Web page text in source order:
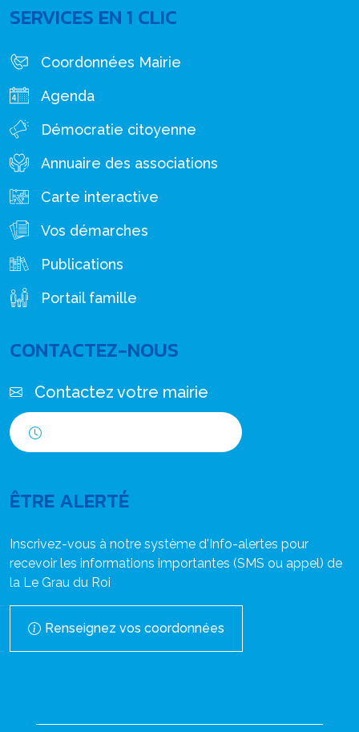
SERVICES EN 1 CLIC
Coordonnées Mairie
Agenda
Démocratie citoyenne
Annuaire des associations
Carte interactive
Vos démarches
Publications
Portail famille
CONTACTEZ-NOUS
Contactez votre mairie
ÊTRE ALERTÉ
Inscrivez-vous à notre système d'Info-alertes pour
recevoir les informations importantes (SMS ou appel) de
la Le Grau du Roi
Renseignez vos coordonnées